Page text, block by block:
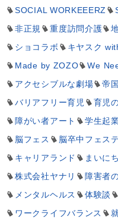
SOCIAL WORKEEERZ
非正規
重度訪問介護
ショコラボ
キヤスク
Made by ZOZO
We
アクセシブルな劇場
帝
バリアフリー育児
育児
障がい者アート
学生起
脳フェス
脳卒中フェス
キャリアランド
まいに
株式会社ヤナリ
障害者
メンタルヘルス
体験談
ワークライフバランス